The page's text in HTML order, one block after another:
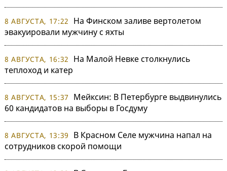
8 АВГУСТА, 17:22
На Финском заливе вертолетом
эвакуировали мужчину с яхты
8 АВГУСТА, 16:32
На Малой Невке столкнулись
теплоход и катер
8 АВГУСТА, 15:37
Мейксин: В Петербурге выдвинулись
60 кандидатов на выборы в Госдуму
8 АВГУСТА, 13:39
В Красном Селе мужчина напал на
сотрудников скорой помощи